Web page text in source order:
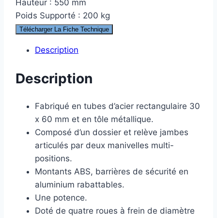
Hauteur : 550 mm
Poids Supporté : 200 kg
Télécharger La Fiche Technique
Description
Description
Fabriqué en tubes d’acier rectangulaire 30
x 60 mm et en tôle métallique.
Composé d’un dossier et relève jambes
articulés par deux manivelles multi-
positions.
Montants ABS, barrières de sécurité en
aluminium rabattables.
Une potence.
Doté de quatre roues à frein de diamètre